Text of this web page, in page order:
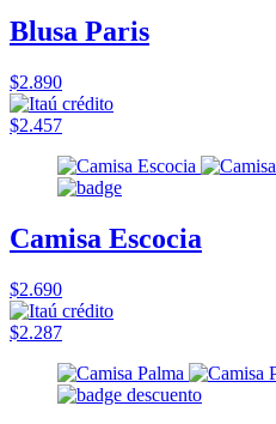
Blusa Paris
$2.890
$2.457
Camisa Escocia
$2.690
$2.287